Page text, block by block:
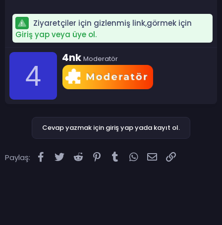
Ziyaretçiler için gizlenmiş link,görmek için
Giriş yap veya üye ol.
4
Y
a
z
a
r
4nk Moderatör
Cevap yazmak için giriş yap yada kayıt ol.
Paylaş: Facebook
Twitter Reddit Pinterest
Tumblr WhatsApp
E-posta